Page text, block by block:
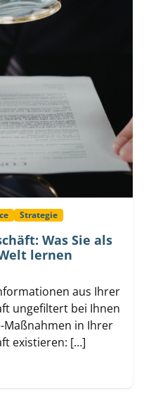
Strategie
Was Sie als
lernen
aus Ihrer
ungefiltert bei Ihnen
Maßnahmen in Ihrer
existieren: […]